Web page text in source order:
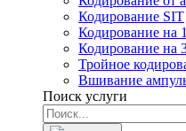
Кодирование SIT
Кодирование на
Кодирование на
Тройное
Вшивание
Поиск услуги